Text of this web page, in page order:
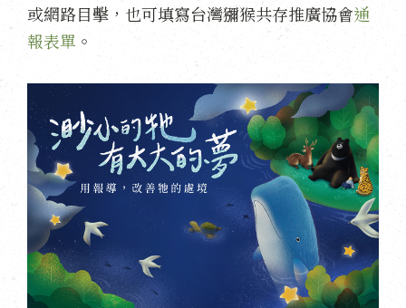
或網路目擊，也可填寫台灣獼猴共存推廣協會通
報表單 。